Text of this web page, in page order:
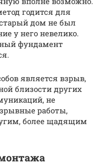
годится для
дом не был
у него невелико.
фундамент
является взрыв,
близости других
не
работы,
более щадящим